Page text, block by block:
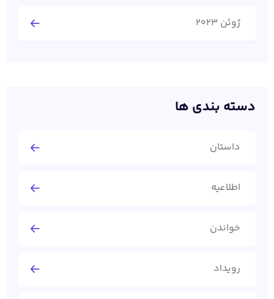
ژوئن 2023
دسته بندی ها
داستان
اطلاعیه
خواندن
رویداد